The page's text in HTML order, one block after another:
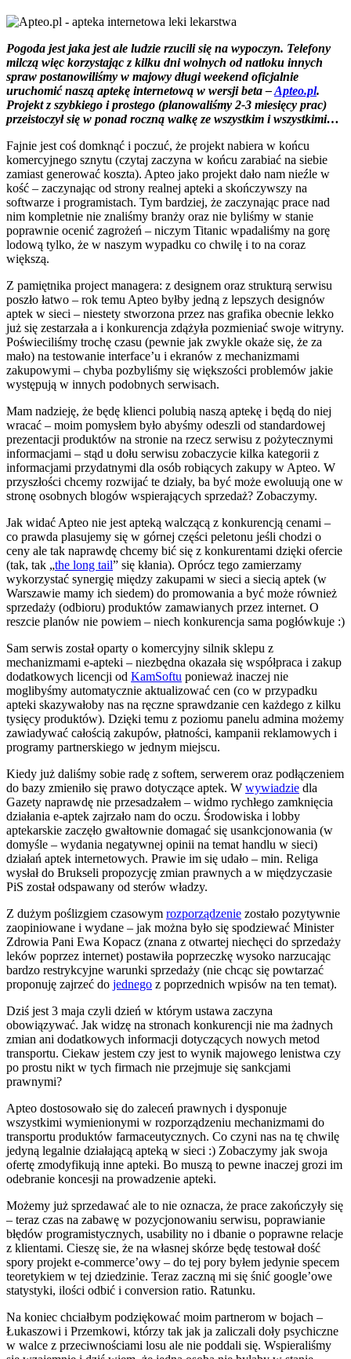
Pogoda jest jaka jest ale ludzie rzucili się na wypoczyn. Telefony
milczą więc korzystając z kilku dni wolnych od natłoku innych
spraw postanowiliśmy w majowy długi weekend oficjalnie
uruchomić naszą aptekę internetową w wersji beta –Apteo.pl.
Projekt z szybkiego i prostego (planowaliśmy 2-3 miesięcy prac)
przeistoczył się w ponad roczną walkę ze wszystkim i wszystkimi…
Fajnie jest coś domknąć i poczuć, że projekt nabiera w końcu
komercyjnego sznytu (czytaj zaczyna w końcu zarabiać na siebie
zamiast generować koszta). Apteo jako projekt dało nam nieźle w
kość – zaczynając od strony realnej apteki a skończywszy na
softwarze i programistach. Tym bardziej, że zaczynając prace nad
nim kompletnie nie znaliśmy branży oraz nie byliśmy w stanie
poprawnie ocenić zagrożeń – niczym Titanic wpadaliśmy na gorę
lodową tylko, że w naszym wypadku co chwilę i to na coraz
większą.
Z pamiętnika project managera: z designem oraz strukturą serwisu
poszło łatwo – rok temu Apteo byłby jedną z lepszych designów
aptek w sieci – niestety stworzona przez nas grafika obecnie lekko
już się zestarzała a i konkurencja zdążyła pozmieniać swoje witryny.
Poświeciliśmy trochę czasu (pewnie jak zwykle okaże się, że za
mało) na testowanie interface’u i ekranów z mechanizmami
zakupowymi – chyba pozbyliśmy się większości problemów jakie
występują w innych podobnych serwisach.
Mam nadzieję, że będę klienci polubią naszą aptekę i będą do niej
wracać – moim pomysłem było abyśmy odeszli od standardowej
prezentacji produktów na stronie na rzecz serwisu z pożytecznymi
informacjami – stąd u dołu serwisu zobaczycie kilka kategorii z
informacjami przydatnymi dla osób robiących zakupy w Apteo. W
przyszłości chcemy rozwijać te działy, ba być może ewoluują one w
stronę osobnych blogów wspierających sprzedaż? Zobaczymy.
Jak widać Apteo nie jest apteką walczącą z konkurencją cenami –
co prawda plasujemy się w górnej części peletonu jeśli chodzi o
ceny ale tak naprawdę chcemy bić się z konkurentami dzięki ofercie
(tak, tak „the long tail” się kłania). Oprócz tego zamierzamy
wykorzystać synergię między zakupami w sieci a siecią aptek (w
Warszawie mamy ich siedem) do promowania a być może również
sprzedaży (odbioru) produktów zamawianych przez internet. O
reszcie planów nie powiem – niech konkurencja sama pogłówkuje :)
Sam serwis został oparty o komercyjny silnik sklepu z
mechanizmami e-apteki – niezbędna okazała się współpraca i zakup
dodatkowych licencji od KamSoftu ponieważ inaczej nie
moglibyśmy automatycznie aktualizować cen (co w przypadku
apteki skazywałoby nas na ręczne sprawdzanie cen każdego z kilku
tysięcy produktów). Dzięki temu z poziomu panelu admina możemy
zawiadywać całością zakupów, płatności, kampanii reklamowych i
programy partnerskiego w jednym miejscu.
Kiedy już daliśmy sobie radę z softem, serwerem oraz podłączeniem
do bazy zmieniło się prawo dotyczące aptek. W wywiadzie dla
Gazety naprawdę nie przesadzałem – widmo rychłego zamknięcia
działania e-aptek zajrzało nam do oczu. Środowiska i lobby
aptekarskie zaczęło gwałtownie domagać się usankcjonowania (w
domyśle – wydania negatywnej opinii na temat handlu w sieci)
działań aptek internetowych. Prawie im się udało – min. Religa
wysłał do Brukseli propozycję zmian prawnych a w międzyczasie
PiS został odspawany od sterów władzy.
Z dużym poślizgiem czasowym rozporządzenie zostało pozytywnie
zaopiniowane i wydane – jak można było się spodziewać Minister
Zdrowia Pani Ewa Kopacz (znana z otwartej niechęci do sprzedaży
leków poprzez internet) postawiła poprzeczkę wysoko narzucając
bardzo restrykcyjne warunki sprzedaży (nie chcąc się powtarzać
proponuję zajrzeć do jednego z poprzednich wpisów na ten temat).
Dziś jest 3 maja czyli dzień w którym ustawa zaczyna
obowiązywać. Jak widzę na stronach konkurencji nie ma żadnych
zmian ani dodatkowych informacji dotyczących nowych metod
transportu. Ciekaw jestem czy jest to wynik majowego lenistwa czy
po prostu nikt w tych firmach nie przejmuje się sankcjami
prawnymi?
Apteo dostosowało się do zaleceń prawnych i dysponuje
wszystkimi wymienionymi w rozporządzeniu mechanizmami do
transportu produktów farmaceutycznych. Co czyni nas na tę chwilę
jedyną legalnie działającą apteką w sieci :) Zobaczymy jak swoja
ofertę zmodyfikują inne apteki. Bo muszą to pewne inaczej grozi im
odebranie koncesji na prowadzenie apteki.
Możemy już sprzedawać ale to nie oznacza, że prace zakończyły się
– teraz czas na zabawę w pozycjonowaniu serwisu, poprawianie
błędów programistycznych, usability no i dbanie o poprawne relacje
z klientami. Cieszę sie, że na własnej skórze będę testował dość
spory projekt e-commerce’owy – do tej pory byłem jedynie specem
teoretykiem w tej dziedzinie. Teraz zaczną mi się śnić google’owe
statystyki, ilości odbić i conversion ratio. Ratunku.
Na koniec chciałbym podziękować moim partnerom w bojach –
Łukaszowi i Przemkowi, którzy tak jak ja zaliczali doły psychiczne
w walce z przeciwnościami losu ale nie poddali się. Wspieraliśmy